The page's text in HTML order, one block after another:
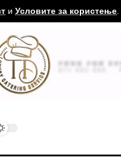
и Условите за користење.